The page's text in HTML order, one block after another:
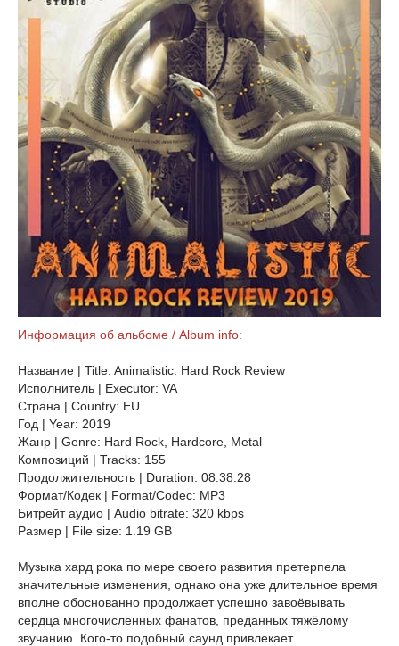
Информация об альбоме / Album info:
Название | Title: Animalistic: Hard Rock Review
Исполнитель | Executor: VA
Страна | Country: EU
Год | Year: 2019
Жанр | Genre: Hard Rock, Hardcore, Metal
Композиций | Tracks: 155
Продолжительность | Duration: 08:38:28
Формат/Кодек | Format/Codec: MP3
Битрейт аудио | Audio bitrate: 320 kbps
Размер | File size: 1.19 GB
Музыка хард рока по мере своего развития претерпела
значительные изменения, однако она уже длительное время
вполне обоснованно продолжает успешно завоёвывать
сердца многочисленных фанатов, преданных тяжёлому
звучанию. Кого-то подобный саунд привлекает